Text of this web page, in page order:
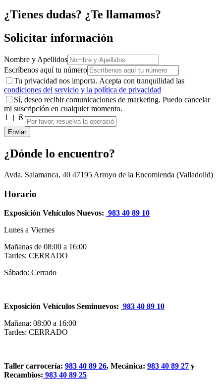
¿Tienes dudas? ¿Te llamamos?
Solicitar información
Nombre y Apellidos
Escríbenos aquí tu número
Tu privacidad nos importa. Acepta con tranquilidad las
condiciones del servicio y la política de privacidad
Sí, deseo recibir comunicaciones de marketing. Puedo cancelar
mi suscripción en cualquier momento.
Enviar
¿Dónde lo encuentro?
Avda. Salamanca, 40 47195 Arroyo de la Encomienda (Valladolid)
Horario
Exposición Vehículos Nuevos: 983 40 89 10
Lunes a Viernes
Mañanas de 08:00 a 16:00
Tardes: CERRADO
Sábado: Cerrado
Exposición Vehículos Seminuevos: 983 40 89 10
Mañana: 08:00 a 16:00
Tardes: CERRADO
Taller carrocería: 983 40 89 26, Mecánica: 983 40 89 27 y
Recambios: 983 40 89 25